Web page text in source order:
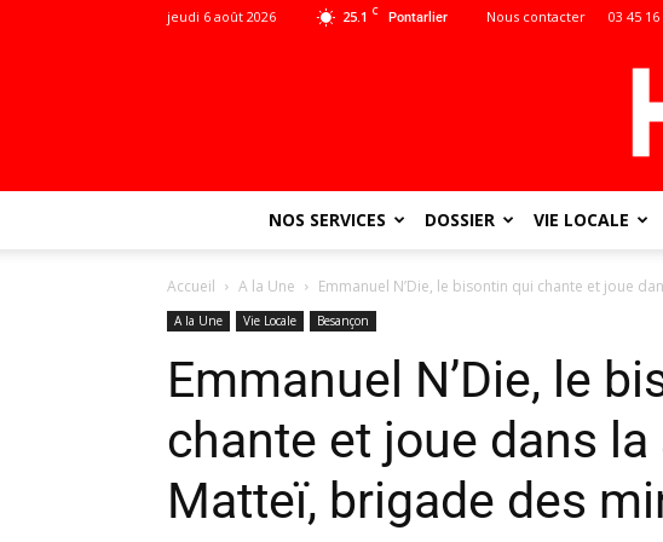
25.1 C Pontarlier
jeudi 6 août 2026 Nous contacter 03 45 16
NOS SERVICES DOSSIER VIE LOCALE
Accueil A la Une Emmanuel N’Die, le bisontin qui chante et joue
A la Une Vie Locale Besançon
Emmanuel N’Die, le
chante et joue dans la
Matteï, brigade des